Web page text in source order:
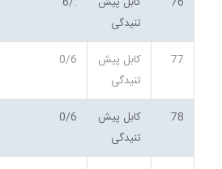
تنیدگی
77
کابل پیش
تنیدگی
0/6
78
کابل پیش
تنیدگی
0/6